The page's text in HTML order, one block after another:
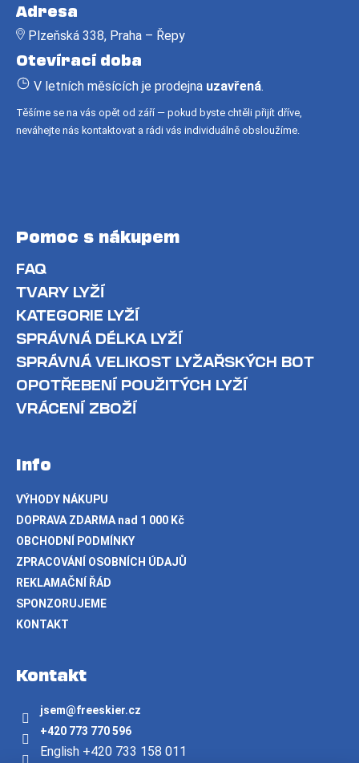
Adresa
Plzeňská 338, Praha – Řepy
Otevírací doba
V letních měsících je prodejna uzavřená.
Těšíme se na vás opět od září — pokud byste chtěli přijít dříve,
neváhejte nás kontaktovat a rádi vás individuálně obsloužíme.
Pomoc s nákupem
FAQ
TVARY LYŽÍ
KATEGORIE LYŽÍ
SPRÁVNÁ DÉLKA LYŽÍ
SPRÁVNÁ VELIKOST LYŽAŘSKÝCH BOT
OPOTŘEBENÍ POUŽITÝCH LYŽÍ
VRÁCENÍ ZBOŽÍ
Info
VÝHODY NÁKUPU
DOPRAVA ZDARMA nad 1 000 Kč
OBCHODNÍ PODMÍNKY
ZPRACOVÁNÍ OSOBNÍCH ÚDAJŮ
REKLAMAČNÍ ŘÁD
SPONZORUJEME
KONTAKT
Kontakt
jsem@freeskier.cz
+420 773 770 596
English +420 733 158 011